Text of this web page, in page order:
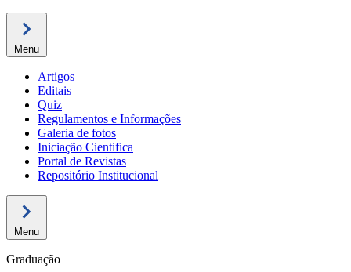
Menu
Artigos
Editais
Quiz
Regulamentos e Informações
Galeria de fotos
Iniciação Cientifica
Portal de Revistas
Repositório Institucional
Menu
Graduação